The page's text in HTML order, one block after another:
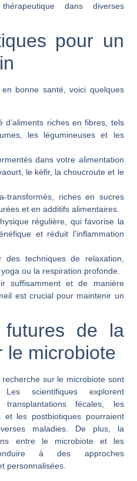
dans diverses
pour un
bonne santé, voici quelques
d’aliments riches en fibres, tels
les légumineuses et les
dans votre alimentation
le kéfir, la choucroute et le
transformés, riches en sucres
et en additifs alimentaires.
régulière, qui favorise la
et réduit l’inflammation
techniques de relaxation,
ou la respiration profonde.
suffisamment et de manière
est crucial pour maintenir un
futures de la
le microbiote
sur le microbiote sont
scientifiques explorent
fécales, les
et les postbiotiques pourraient
maladies. De plus, la
entre le microbiote et les
à des approches
personnalisées.